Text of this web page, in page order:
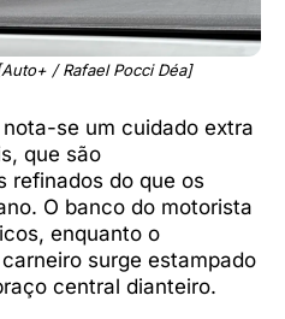
/ Rafael Pocci Déa]
se um cuidado extra
que são
refinados do que os
O banco do motorista
enquanto o
surge estampado
central dianteiro.